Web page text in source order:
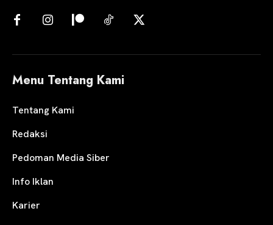
Menu Tentang Kami
Tentang Kami
Redaksi
Pedoman Media Siber
Info Iklan
Karier